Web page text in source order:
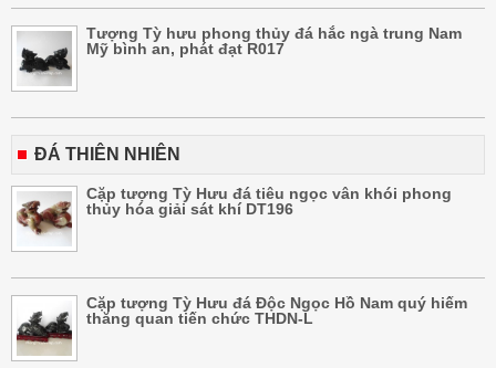
Tượng Tỳ hưu phong thủy đá hắc ngà trung Nam
Mỹ bình an, phát đạt R017
ĐÁ THIÊN NHIÊN
Cặp tượng Tỳ Hưu đá tiêu ngọc vân khói phong
thủy hóa giải sát khí DT196
Cặp tượng Tỳ Hưu đá Độc Ngọc Hồ Nam quý hiếm
thăng quan tiến chức THDN-L